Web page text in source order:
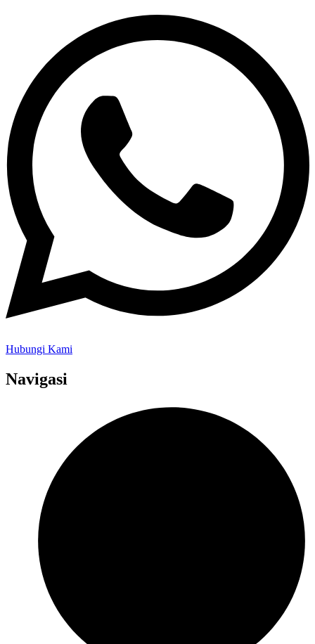
Hubungi Kami
Navigasi